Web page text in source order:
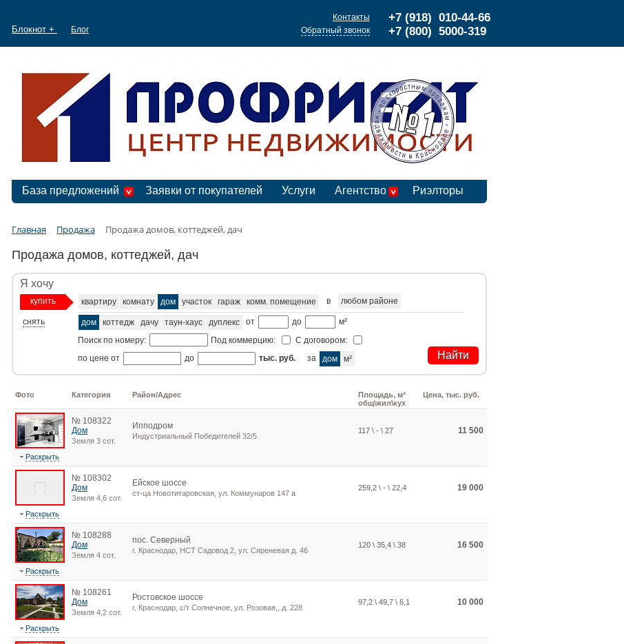
Блокнот + Блог
+7 (918) 010-44-66
+7 (800) 5000-319
Контакты
Обратный звонок
База предложений Заявки от покупателей Услуги Агентство Риэлторы
Главная Продажа Продажа домов, коттеджей, дач
Продажа домов, коттеджей, дач
Я хочу
купить
снять
квартиру комнату дом участок гараж комм. помещение в любом районе
дом коттедж дачу таун-хаус дуплекс от до
м²
Поиск по номеру:
Под коммерцию:
С договором:
по цене от
до тыс. руб. за дом м²
Фото Категория Район/Адрес
Площадь, м²
общ\жил\кух
Цена, тыс. руб.
№ 108322
Дом
Земля 3 сот.
Ипподром
Индустриальный Победителей 32/5
117 \ - \ 27 11 500
Раскрыть
№ 108302
Дом
Земля 4,6 сот.
Ейское шоссе
ст-ца Новотитаровская, ул. Коммунаров 147 а
259,2 \ - \ 22,4 19 000
Раскрыть
№ 108288
Дом
Земля 4 сот.
пос. Северный
г. Краснодар, НСТ Садовод 2, ул. Сиреневая д. 46
120 \ 35,4 \ 38 16 500
Раскрыть
№ 108261
Дом
Земля 4,2 сот.
Ростовское шоссе
г. Краснодар, с/т Солнечное, ул. Розовая,, д. 228
97,2 \ 49,7 \ 6,1 10 000
Раскрыть